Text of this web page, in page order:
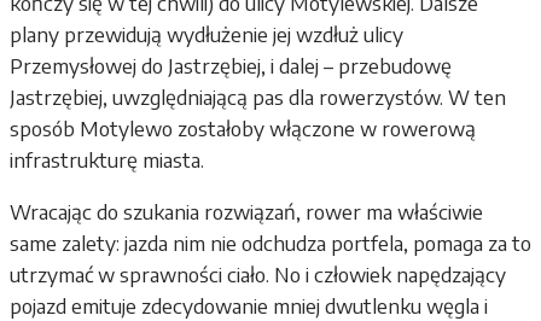
plany przewidują wydłużenie jej wzdłuż ulicy
Przemysłowej do Jastrzębiej, i dalej – przebudowę
Jastrzębiej, uwzględniającą pas dla rowerzystów. W ten
sposób Motylewo zostałoby włączone w rowerową
infrastrukturę miasta.
Wracając do szukania rozwiązań, rower ma właściwie
same zalety: jazda nim nie odchudza portfela, pomaga za to
utrzymać w sprawności ciało. No i człowiek napędzający
pojazd emituje zdecydowanie mniej dwutlenku węgla i